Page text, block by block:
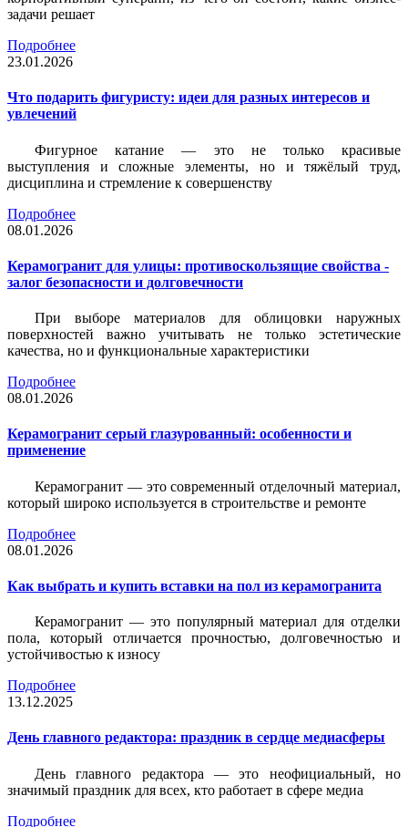
задачи решает
Подробнее
23.01.2026
Что подарить фигуристу: идеи для разных интересов и
увлечений
Фигурное катание — это не только красивые
выступления и сложные элементы, но и тяжёлый труд,
дисциплина и стремление к совершенству
Подробнее
08.01.2026
Керамогранит для улицы: противоскользящие свойства -
залог безопасности и долговечности
При выборе материалов для облицовки наружных
поверхностей важно учитывать не только эстетические
качества, но и функциональные характеристики
Подробнее
08.01.2026
Керамогранит серый глазурованный: особенности и
применение
Керамогранит — это современный отделочный материал,
который широко используется в строительстве и ремонте
Подробнее
08.01.2026
Как выбрать и купить вставки на пол из керамогранита
Керамогранит — это популярный материал для отделки
пола, который отличается прочностью, долговечностью и
устойчивостью к износу
Подробнее
13.12.2025
День главного редактора: праздник в сердце медиасферы
День главного редактора — это неофициальный, но
значимый праздник для всех, кто работает в сфере медиа
Подробнее